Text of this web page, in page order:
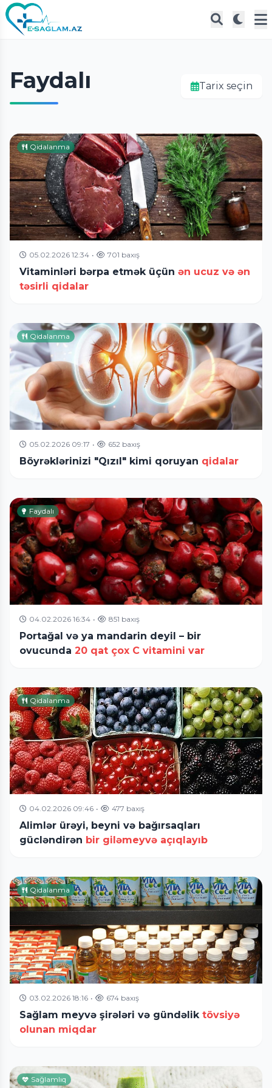
Faydalı Tarix seçin
Qidalanma
05.02.2026 12:34 • 701 baxış
Vitaminləri bərpa etmək üçün ən ucuz və ən
təsirli qidalar
Qidalanma
05.02.2026 09:17 • 652 baxış
Böyrəklərinizi "Qızıl" kimi qoruyan qidalar
Faydalı
04.02.2026 16:34 • 851 baxış
Portağal və ya mandarin deyil – bir
ovucunda 20 qat çox C vitamini var
Qidalanma
04.02.2026 09:46 • 477 baxış
Alimlər ürəyi, beyni və bağırsaqları
gücləndirən bir giləmeyvə açıqlayıb
Qidalanma
03.02.2026 18:16 • 674 baxış
Sağlam meyvə şirələri və gündəlik tövsiyə
olunan miqdar
Sağlamlıq